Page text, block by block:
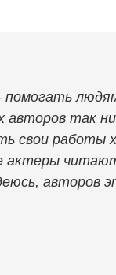
помогать
так
свои работы
читают
авторов